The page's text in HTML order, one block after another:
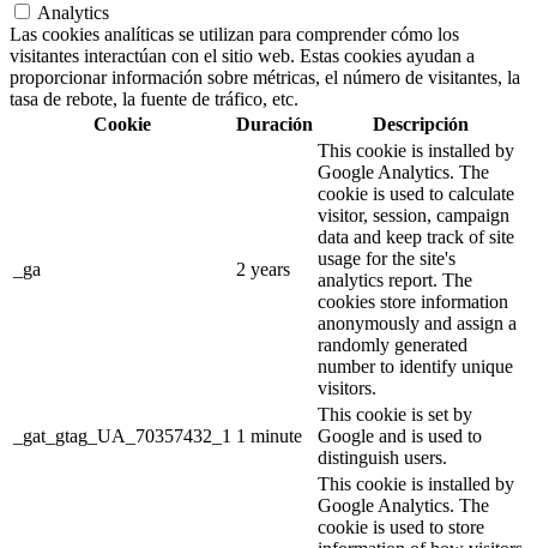
Analytics
Las cookies analíticas se utilizan para comprender cómo los
visitantes interactúan con el sitio web. Estas cookies ayudan a
proporcionar información sobre métricas, el número de visitantes, la
tasa de rebote, la fuente de tráfico, etc.
Cookie
Duración Descripción
_ga 2 years
This cookie is installed by
Google Analytics. The
cookie is used to calculate
visitor, session, campaign
data and keep track of site
usage for the site's
analytics report. The
cookies store information
anonymously and assign a
randomly generated
number to identify unique
visitors.
_gat_gtag_UA_70357432_1 1 minute
This cookie is set by
Google and is used to
distinguish users.
This cookie is installed by
Google Analytics. The
cookie is used to store